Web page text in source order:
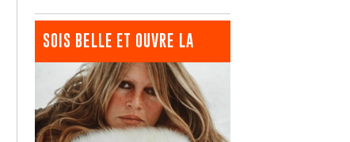
SOIS BELLE ET OUVRE LA